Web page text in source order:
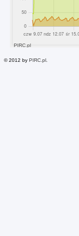
© 2012 by PIRC.pl